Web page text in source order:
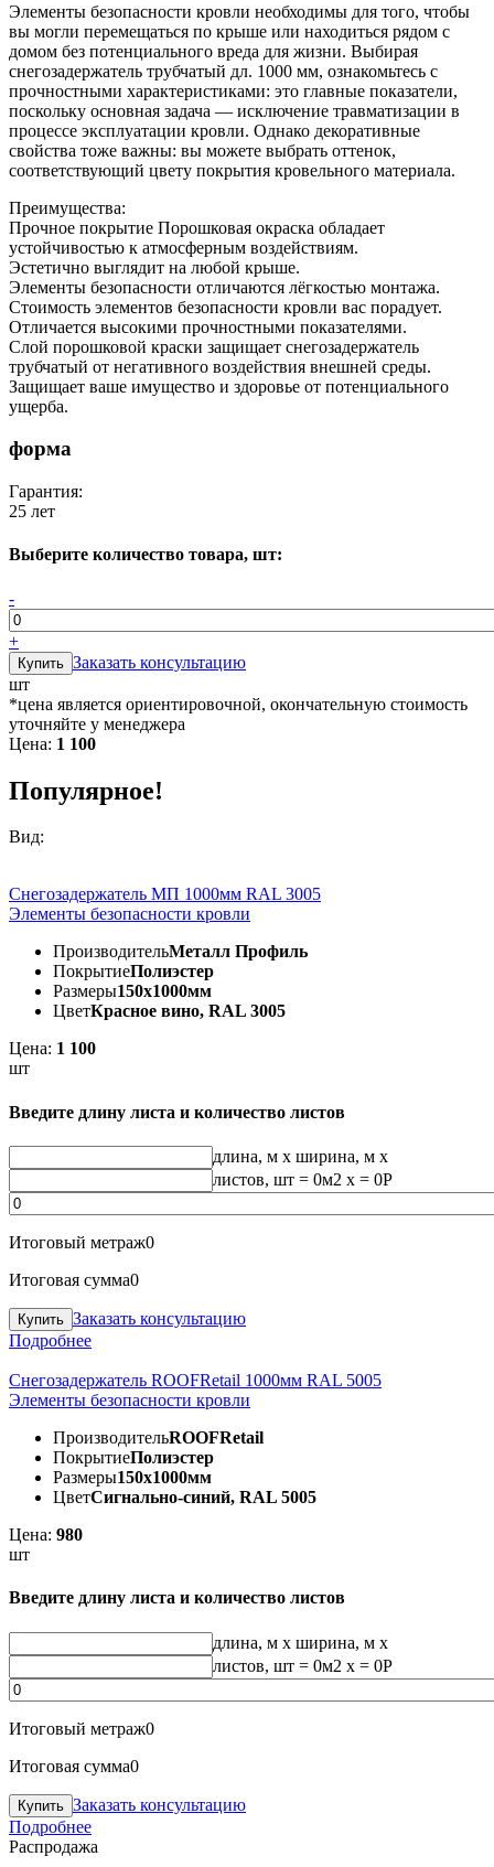
Элементы безопасности кровли необходимы для того, чтобы
вы могли перемещаться по крыше или находиться рядом с
домом без потенциального вреда для жизни. Выбирая
снегозадержатель трубчатый дл. 1000 мм, ознакомьтесь с
прочностными характеристиками: это главные показатели,
поскольку основная задача — исключение травматизации в
процессе эксплуатации кровли. Однако декоративные
свойства тоже важны: вы можете выбрать оттенок,
соответствующий цвету покрытия кровельного материала.
Преимущества:
Прочное покрытие Порошковая окраска обладает
устойчивостью к атмосферным воздействиям.
Эстетично выглядит на любой крыше.
Элементы безопасности отличаются лёгкостью монтажа.
Стоимость элементов безопасности кровли вас порадует.
Отличается высокими прочностными показателями.
Слой порошковой краски защищает снегозадержатель
трубчатый от негативного воздействия внешней среды.
Защищает ваше имущество и здоровье от потенциального
ущерба.
форма
Гарантия:
25 лет
Выберите количество товара, шт:
-
+
Заказать консультацию
шт
*цена является ориентировочной, окончательную стоимость
уточняйте у менеджера
Цена: 1 100
Популярное!
Вид:
Снегозадержатель МП 1000мм RAL 3005
Элементы безопасности кровли
ПроизводительМеталл Профиль
ПокрытиеПолиэстер
Размеры150х1000мм
ЦветКрасное вино, RAL 3005
Цена: 1 100
шт
Введите длину листа и количество листов
длина, м x ширина, м x
листов, шт = 0м2 x = 0Р
Итоговый метраж0
Итоговая сумма0
Заказать консультацию
Подробнее
Снегозадержатель ROOFRetail 1000мм RAL 5005
Элементы безопасности кровли
ПроизводительROOFRetail
ПокрытиеПолиэстер
Размеры150х1000мм
ЦветСигнально-синий, RAL 5005
Цена: 980
шт
Введите длину листа и количество листов
длина, м x ширина, м x
листов, шт = 0м2 x = 0Р
Итоговый метраж0
Итоговая сумма0
Заказать консультацию
Подробнее
Распродажа